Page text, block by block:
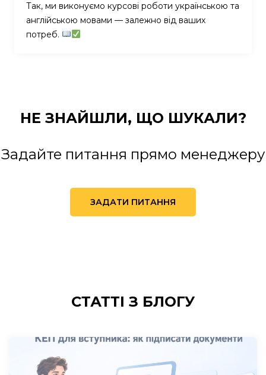
Так, ми виконуємо курсові роботи українською та
англійською мовами — залежно від ваших
потреб.
НЕ ЗНАЙШЛИ, ЩО ШУКАЛИ?
Задайте питання прямо менеджеру
ЗАДАТИ ПИТАННЯ
СТАТТІ З БЛОГУ